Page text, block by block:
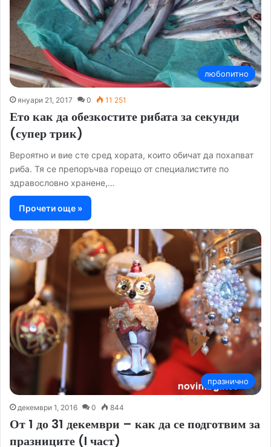
любопитно
януари 21, 2017 0 11 251
Ето как да обезкостите рибата за секунди
(супер трик)
Вероятно и вие сте сред хората, които обичат да похапват
риба. Тя се препоръчва горещо от специалистите по
здравословно хранене,…
Прочети още »
празнично
декември 1, 2016 0 844
От 1 до 31 декември – как да се подготвим за
празниците (I част)